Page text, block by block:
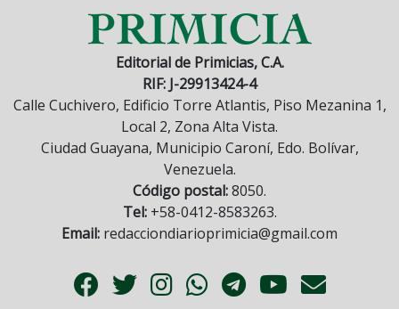
Editorial de Primicias, C.A.
RIF: J-29913424-4
Calle Cuchivero, Edificio Torre Atlantis, Piso Mezanina 1,
Local 2, Zona Alta Vista.
Ciudad Guayana, Municipio Caroní, Edo. Bolívar,
Venezuela.
Código postal:8050.
Tel:+58-0412-8583263.
Email: redacciondiarioprimicia@gmail.com